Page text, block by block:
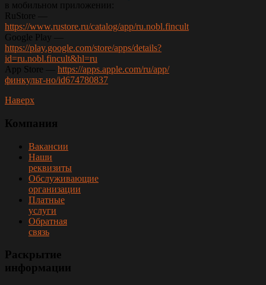
в мобильном приложении:
RuStore —
https://www.rustore.ru/catalog/app/ru.nobl.fincult
Google Play —
https://play.google.com/store/apps/details?
id=ru.nobl.fincult&hl=ru
App Store — https://apps.apple.com/ru/app/
финкульт-но/id674780837
Наверх
Компания
Вакансии
Наши
реквизиты
Обслуживающие
организации
Платные
услуги
Обратная
связь
Раскрытие
информации